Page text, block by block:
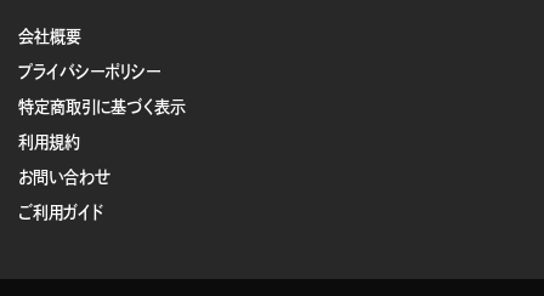
会社概要
プライバシーポリシー
特定商取引に基づく表示
利用規約
お問い合わせ
ご利用ガイド